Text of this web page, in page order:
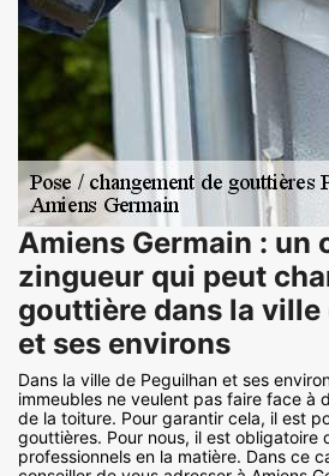
Amiens Germain : un
zingueur qui peut
gouttière dans la ville
et ses environs
Dans la ville de Peguilhan et ses
immeubles ne veulent pas faire face à
de la toiture. Pour garantir cela, il est
gouttières. Pour nous, il est obligatoire
professionnels en la matière. Dans ce